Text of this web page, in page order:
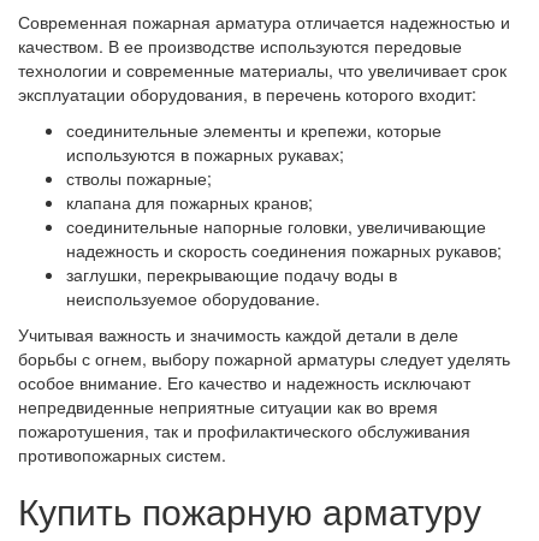
Современная пожарная арматура отличается надежностью и
качеством. В ее производстве используются передовые
технологии и современные материалы, что увеличивает срок
эксплуатации оборудования, в перечень которого входит:
соединительные элементы и крепежи, которые
используются в пожарных рукавах;
стволы пожарные;
клапана для пожарных кранов;
соединительные напорные головки, увеличивающие
надежность и скорость соединения пожарных рукавов;
заглушки, перекрывающие подачу воды в
неиспользуемое оборудование.
Учитывая важность и значимость каждой детали в деле
борьбы с огнем, выбору пожарной арматуры следует уделять
особое внимание. Его качество и надежность исключают
непредвиденные неприятные ситуации как во время
пожаротушения, так и профилактического обслуживания
противопожарных систем.
Купить пожарную арматуру